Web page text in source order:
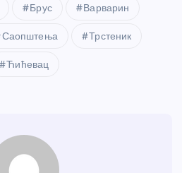
Брус Варварин
Саопштења Трстеник
Ћићевац